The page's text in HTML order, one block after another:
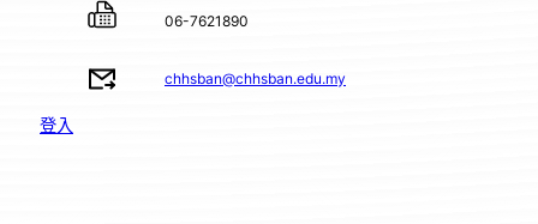
06-7621890
chhsban@chhsban.edu.my
登入